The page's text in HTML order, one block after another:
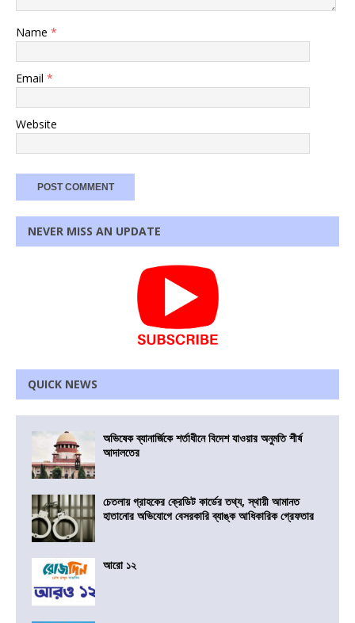
Name *
Email *
Website
NEVER MISS AN UPDATE
QUICK NEWS
অভিষেক ব্যানার্জিকে শর্তাধীনে বিদেশ যাওয়ার অনুমতি শীর্ষ
আদালতের
চেতলায় গ্রাহকের ক্রেডিট কার্ডের তথ্য, স্থায়ী আমানত
হাতানোর অভিযোগে বেসরকারি ব্যাঙ্ক আধিকারিক গ্রেফতার
আরো ১২